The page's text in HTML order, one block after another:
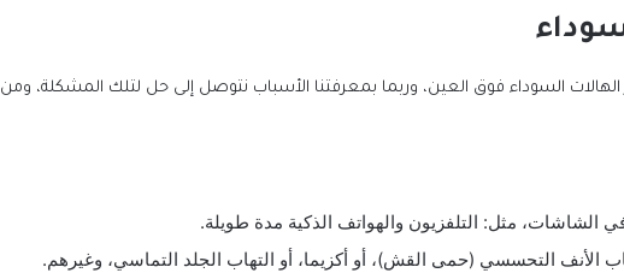
السوداء فوق العين، وربما بمعرفتنا الأسباب نتوصل إلى حل لتلك المشكلة، ومن
الشاشات، مثل: التلفزيون والهواتف الذكية مدة طويلة.
الأنف التحسسي (حمى القش)، أو أكزيما، أو التهاب الجلد التماسي، وغيرهم.